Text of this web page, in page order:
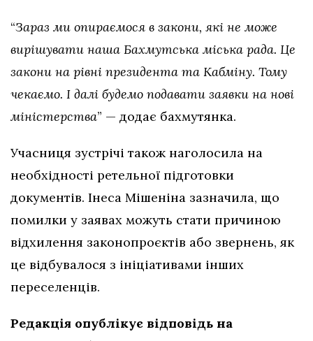
“Зараз ми опираємося в закони, які не може
вирішувати наша Бахмутська міська рада. Це
закони на рівні президента та Кабміну. Тому
чекаємо. І далі будемо подавати заявки на нові
міністерства” — додає бахмутянка.
Учасниця зустрічі також наголосила на
необхідності ретельної підготовки
документів. Інеса Мішеніна зазначила, що
помилки у заявах можуть стати причиною
відхилення законопроєктів або звернень, як
це відбувалося з ініціативами інших
переселенців.
Редакція опублікує відповідь на